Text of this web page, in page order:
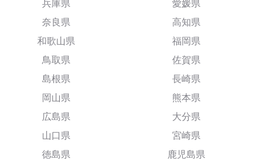
兵庫県
奈良県
和歌山県
鳥取県
島根県
岡山県
広島県
山口県
徳島県
愛媛県
高知県
福岡県
佐賀県
長崎県
熊本県
大分県
宮崎県
鹿児島県